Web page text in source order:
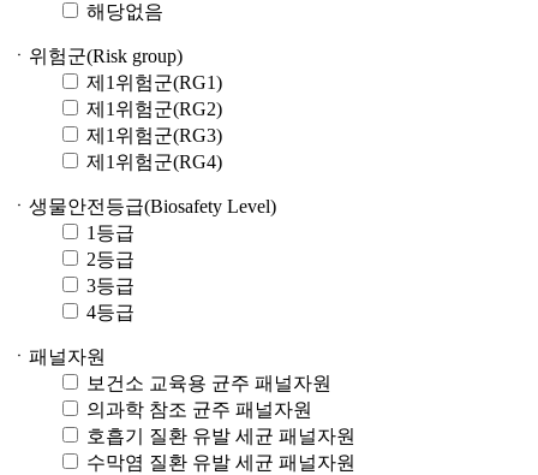
해당없음
ㆍ위험군(Risk group)
제1위험군(RG1)
제1위험군(RG2)
제1위험군(RG3)
제1위험군(RG4)
ㆍ생물안전등급(Biosafety Level)
1등급
2등급
3등급
4등급
ㆍ패널자원
보건소 교육용 균주 패널자원
의과학 참조 균주 패널자원
호흡기 질환 유발 세균 패널자원
수막염 질환 유발 세균 패널자원